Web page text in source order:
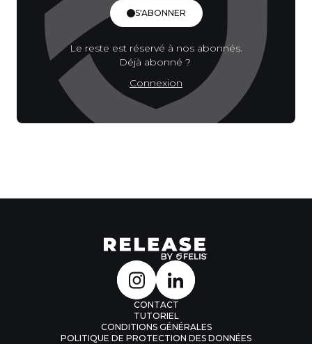
S'ABONNER
Le reste est réservé à nos abonnés.
Déjà abonné ?
Connexion
CONTACT
TUTORIEL
CONDITIONS GÉNÉRALES
POLITIQUE DE PROTECTION DES DONNÉES